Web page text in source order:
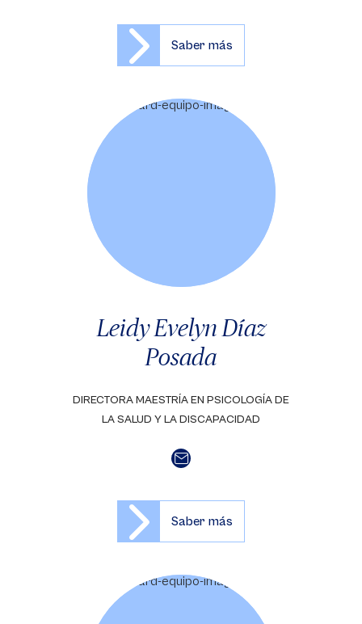
Saber más
Leidy Evelyn Díaz
Posada
DIRECTORA MAESTRÍA EN PSICOLOGÍA DE
LA SALUD Y LA DISCAPACIDAD
Saber más